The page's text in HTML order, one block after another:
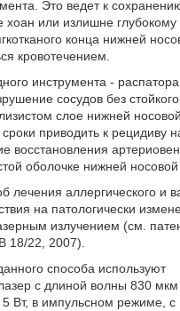
Это ведет к
хоан или излишне глубокому
конца нижней
кровотечением.
инструмента -
сосудов без
слое нижней
приводить к рецидиву
восстановления
оболочке нижней носовой
лечения аллергического и
на патологически
излучением (см.
22, 2007).
способа используют
с длиной волны 830
Вт, в импульсном режиме, с